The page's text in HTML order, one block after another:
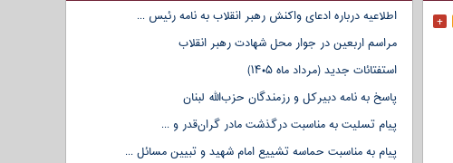
+
اطلاعیه درباره ادعای واکنش رهبر انقلاب به نامه رئیس ...
مراسم اربعین در جوار محل شهادت رهبر انقلاب
استفتائات جدید (مرداد ماه ۱۴۰۵)
پاسخ به نامه دبیرکل و رزمندگان حزب‌الله لبنان
پیام تسلیت به مناسبت درگذشت مادر گران‌قدر و ...
پیام به مناسبت حماسه تشییع امام شهید و تبیین مسائل ...